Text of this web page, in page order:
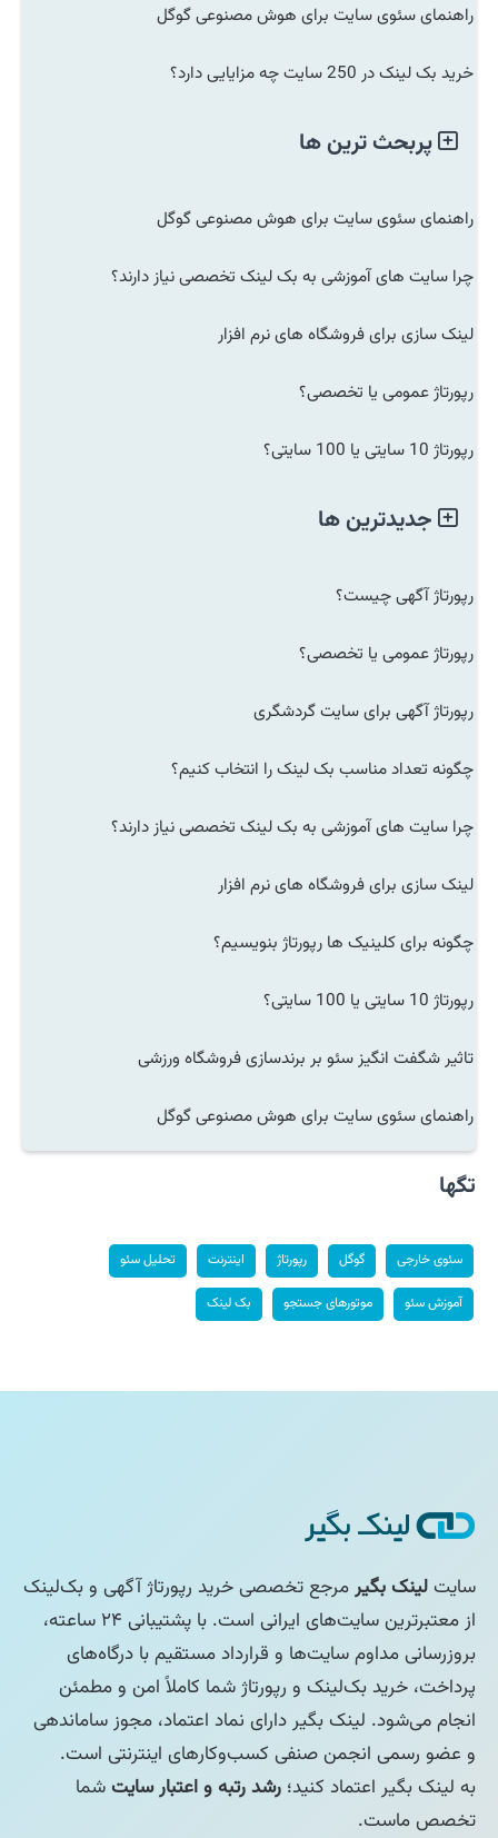
راهنمای سئوی سایت برای هوش مصنوعی گوگل
خرید بک لینک در 250 سایت چه مزایایی دارد؟
پربحث ترین ها
راهنمای سئوی سایت برای هوش مصنوعی گوگل
چرا سایت های آموزشی به بک لینک تخصصی نیاز دارند؟
لینک سازی برای فروشگاه های نرم افزار
رپورتاژ عمومی یا تخصصی؟
رپورتاژ 10 سایتی یا 100 سایتی؟
جدیدترین ها
رپورتاژ آگهی چیست؟
رپورتاژ عمومی یا تخصصی؟
رپورتاژ آگهی برای سایت گردشگری
چگونه تعداد مناسب بک لینک را انتخاب کنیم؟
چرا سایت های آموزشی به بک لینک تخصصی نیاز دارند؟
لینک سازی برای فروشگاه های نرم افزار
چگونه برای کلینیک ها رپورتاژ بنویسیم؟
رپورتاژ 10 سایتی یا 100 سایتی؟
تاثیر شگفت انگیز سئو بر برندسازی فروشگاه ورزشی
راهنمای سئوی سایت برای هوش مصنوعی گوگل
تگها
سئوی خارجی گوگل رپورتاژ اینترنت تحلیل سئو
آموزش سئو موتورهای جستجو بک لینک
سایتلینک بگیرمرجع تخصصی خرید رپورتاژ آگهی و بک‌لینک
از معتبرترین سایت‌های ایرانی است. با پشتیبانی ۲۴ ساعته،
بروزرسانی مداوم سایت‌ها و قرارداد مستقیم با درگاه‌های
پرداخت، خرید بک‌لینک و رپورتاژ شما کاملاً امن و مطمئن
انجام می‌شود. لینک بگیر دارای نماد اعتماد، مجوز ساماندهی
و عضو رسمی انجمن صنفی کسب‌وکارهای اینترنتی است.
به لینک بگیر اعتماد کنید؛ رشد رتبه و اعتبار سایتشما
تخصص ماست.